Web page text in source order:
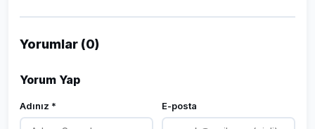
Yorumlar (0)
Yorum Yap
Adınız * E-posta